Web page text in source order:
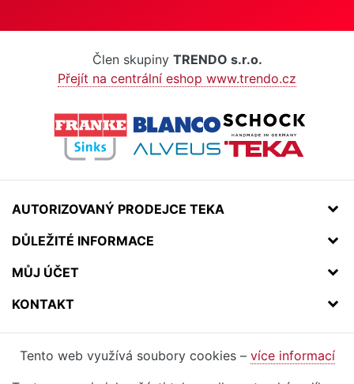
Člen skupiny TRENDO s.r.o.
Přejít na centrální eshop www.trendo.cz
AUTORIZOVANÝ PRODEJCE TEKA
DŮLEŽITÉ INFORMACE
MŮJ ÚČET
KONTAKT
Tento web využívá soubory cookies – více informací